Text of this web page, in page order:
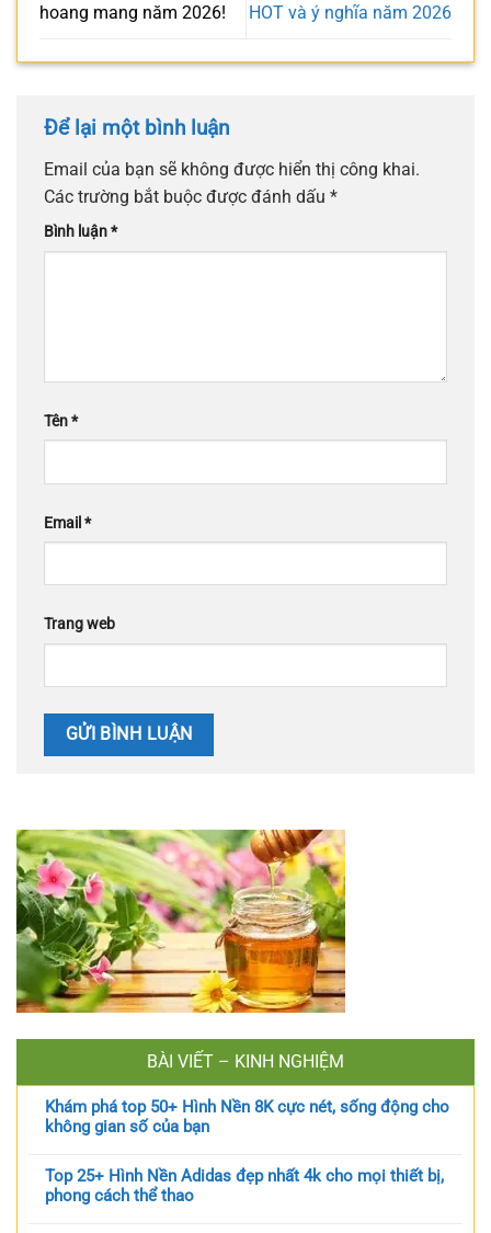
hoang mang năm 2026!
HOT và ý nghĩa năm 2026
Để lại một bình luận
Email của bạn sẽ không được hiển thị công khai.
Các trường bắt buộc được đánh dấu *
Bình luận*
Tên*
Email *
Trang web
BÀI VIẾT – KINH NGHIỆM
Khám phá top 50+ Hình Nền 8K cực nét, sống động cho
không gian số của bạn
Top 25+ Hình Nền Adidas đẹp nhất 4k cho mọi thiết bị,
phong cách thể thao